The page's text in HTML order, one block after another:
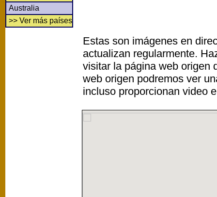
Australia
>> Ver más países
Estas son imágenes en
actualizan regularmente.
visitar la página web origen
web origen podremos ver
incluso proporcionan video